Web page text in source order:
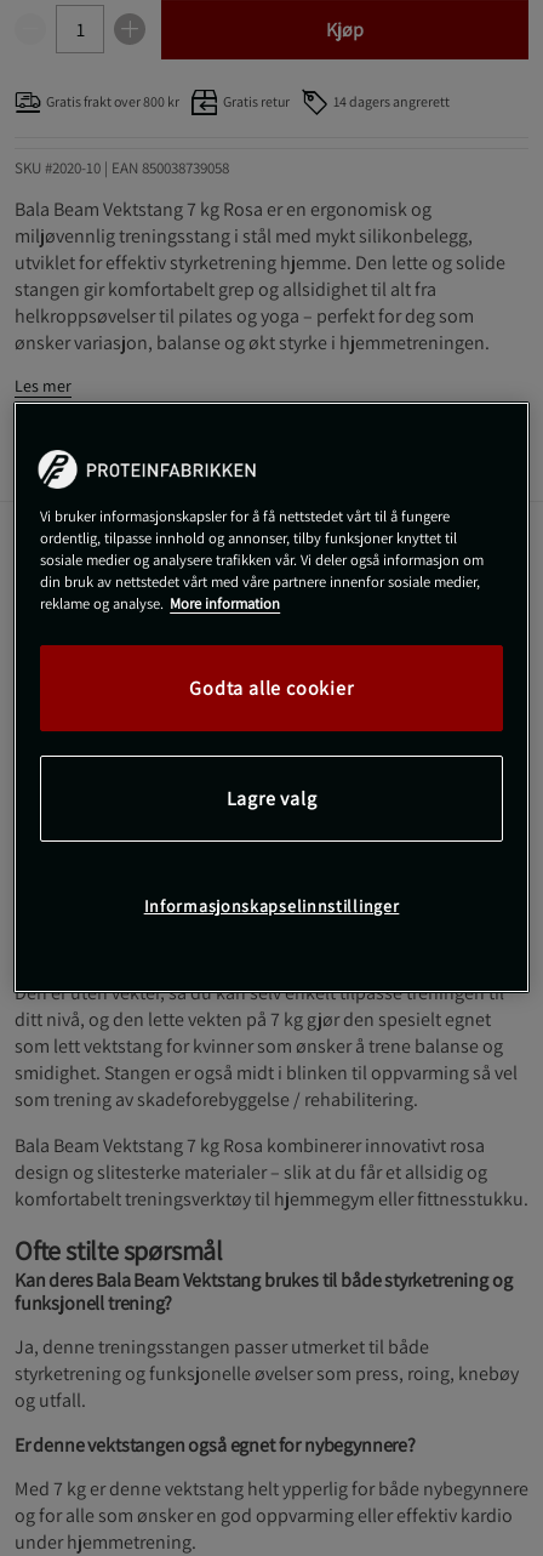
Kjøp
Gratis frakt over 800 kr Gratis retur 14 dagers angrerett
SKU #2020-10 | EAN 850038739058
Bala Beam Vektstang 7 kg Rosa er en ergonomisk og
miljøvennlig treningsstang i stål med mykt silikonbelegg,
utviklet for effektiv styrketrening hjemme. Den lette og solide
stangen gir komfortabelt grep og allsidighet til alt fra
helkroppsøvelser til pilates og yoga – perfekt for deg som
ønsker variasjon, balanse og økt styrke i hjemmetreningen.
Les mer
Informasjon Anmeldelser
Beskrivelse
Bala Beam Vektstang 7 kg Rosa er en ergonomisk treningsstang
og brukervennlig vektstang til efektiv trening i eget hjem –
treningsøktene dine.
Treningsstangen er laget av miljøvennlig stål og har et mykt
silikonbelegg som gir komfortgrep og ekstra trygghet under
øvelsene. Dette gjør Bala Beam sin vektstang her til et meget
Den er uten vekter, så du kan selv enkelt tilpasse treningen til
ditt nivå, og den lette vekten på 7 kg gjør den spesielt egnet
som lett vektstang for kvinner som ønsker å trene balanse og
smidighet. Stangen er også midt i blinken til oppvarming så vel
som trening av skadeforebyggelse / rehabilitering.
Bala Beam Vektstang 7 kg Rosa kombinerer innovativt rosa
design og slitesterke materialer – slik at du får et allsidig og
komfortabelt treningsverktøy til hjemmegym eller fittnesstukku.
Ofte stilte spørsmål
Kan deres Bala Beam Vektstang brukes til både styrketrening og
funksjonell trening?
Ja, denne treningsstangen passer utmerket til både
styrketrening og funksjonelle øvelser som press, roing, knebøy
og utfall.
Er denne vektstangen også egnet for nybegynnere?
Med 7 kg er denne vektstang helt ypperlig for både nybegynnere
og for alle som ønsker en god oppvarming eller effektiv kardio
under hjemmetrening.
Vi bruker informasjonskapsler for å få nettstedet vårt til å fungere
ordentlig, tilpasse innhold og annonser, tilby funksjoner knyttet til
sosiale medier og analysere trafikken vår. Vi deler også informasjon om
din bruk av nettstedet vårt med våre partnere innenfor sosiale medier,
reklame og analyse. More information
Godta alle cookier
Lagre valg
Informasjonskapselinnstillinger